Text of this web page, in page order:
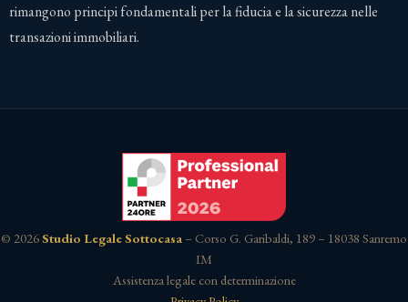
rimangono principi fondamentali per la fiducia e la sicurezza nelle
transazioni immobiliari.
© 2026Studio Legale Sottocasa – Corso G. Garibaldi, 189 – 18038 Sanremo
IM
Assistenza legale con determinazione